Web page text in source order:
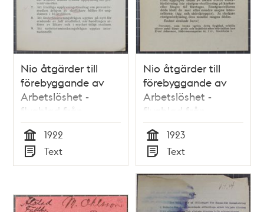
Nio åtgärder till
förebyggande av
Arbetslöshet -
flygblad från
Sällskapet för
Humanitär
Barnalstring 1922
Tid
1922
Typ
Text
Nio åtgärder till
förebyggande av
Arbetslöshet -
flygblad från
Sällskapet för
Humanitär
Barnalstring 1923
Tid
1923
Typ
Text